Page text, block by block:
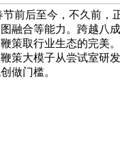
前后至今，不久前
融合等能力。跨越八
策取行业生态的完
策大模子从尝试室研
做门槛。